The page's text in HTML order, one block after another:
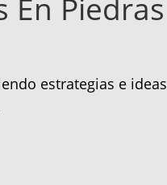
estrategias e ideas